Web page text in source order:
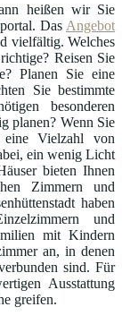
heißen wir Sie
Das Angebot
vielfältig. Welches
Reisen Sie
Planen Sie eine
Sie bestimmte
besonderen
planen? Wenn Sie
Vielzahl von
ein wenig Licht
bieten Ihnen
Zimmern und
haben
und
mit Kindern
an, in denen
sind. Für
Ausstattung
greifen.